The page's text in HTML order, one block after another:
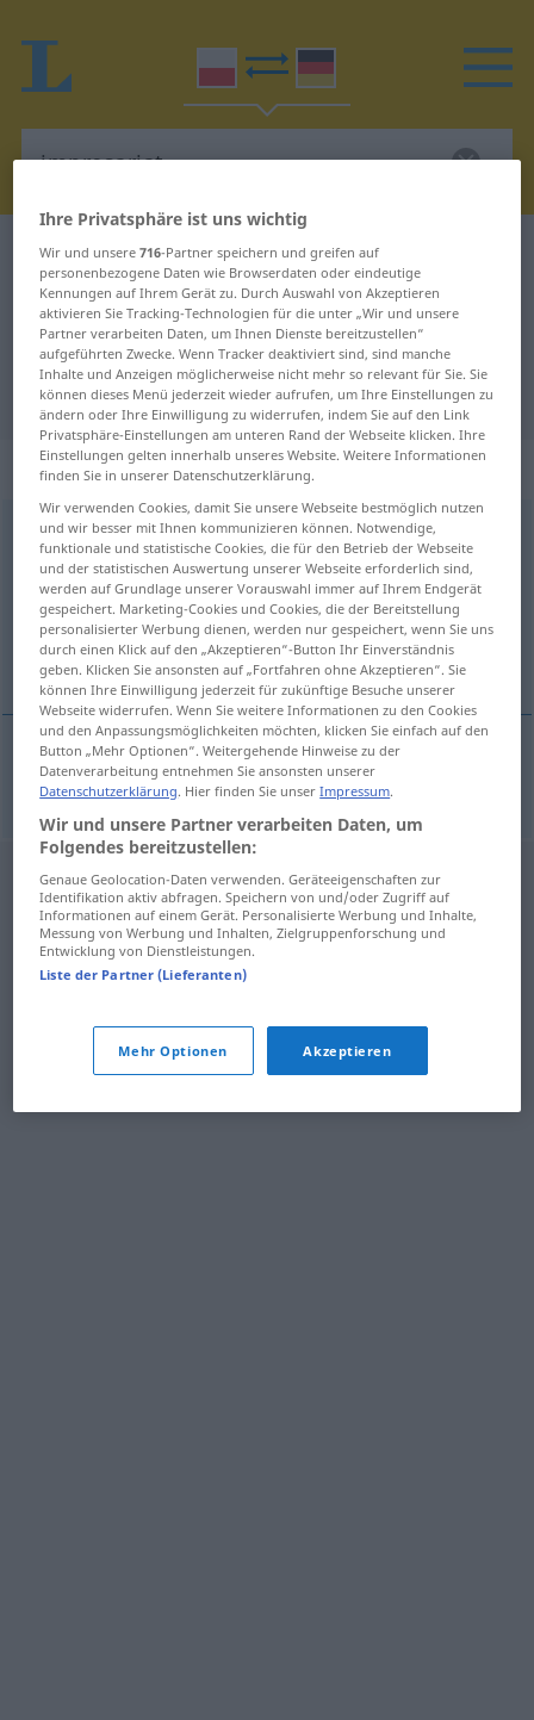
Polnisch-Deutsch Wörterbuch impresariat
Polnisch-Deutsch Übersetzung für
"impresariat"
"impresariat" Deutsch Übersetzung
„impresariat“: rodzaj męski
impresariatm <-u;-y>
Übersicht aller Übersetzungen
(Für mehr Details die Übersetzung anklicken/antippen)
Veranstaltungsagentur
Veranstaltungsagenturf impresariat
Ihre Privatsphäre ist uns wichtig
Wir und unsere716-Partner speichern und greifen auf
personenbezogene Daten wie Browserdaten oder eindeutige
Kennungen auf Ihrem Gerät zu. Durch Auswahl von Akzeptieren
aktivieren Sie Tracking-Technologien für die unter „Wir und unsere
Partner verarbeiten Daten, um Ihnen Dienste bereitzustellen“
aufgeführten Zwecke. Wenn Tracker deaktiviert sind, sind manche
Inhalte und Anzeigen möglicherweise nicht mehr so relevant für Sie. Sie
können dieses Menü jederzeit wieder aufrufen, um Ihre Einstellungen zu
ändern oder Ihre Einwilligung zu widerrufen, indem Sie auf den Link
Privatsphäre-Einstellungen am unteren Rand der Webseite klicken. Ihre
Einstellungen gelten innerhalb unseres Website. Weitere Informationen
finden Sie in unserer Datenschutzerklärung.
Wir verwenden Cookies, damit Sie unsere Webseite bestmöglich nutzen
und wir besser mit Ihnen kommunizieren können. Notwendige,
funktionale und statistische Cookies, die für den Betrieb der Webseite
und der statistischen Auswertung unserer Webseite erforderlich sind,
werden auf Grundlage unserer Vorauswahl immer auf Ihrem Endgerät
gespeichert. Marketing-Cookies und Cookies, die der Bereitstellung
personalisierter Werbung dienen, werden nur gespeichert, wenn Sie uns
durch einen Klick auf den „Akzeptieren“-Button Ihr Einverständnis
geben. Klicken Sie ansonsten auf „Fortfahren ohne Akzeptieren“. Sie
können Ihre Einwilligung jederzeit für zukünftige Besuche unserer
Webseite widerrufen. Wenn Sie weitere Informationen zu den Cookies
und den Anpassungsmöglichkeiten möchten, klicken Sie einfach auf den
Button „Mehr Optionen“. Weitergehende Hinweise zu der
Datenverarbeitung entnehmen Sie ansonsten unserer
Datenschutzerklärung. Hier finden Sie unserImpressum.
Wir und unsere Partner verarbeiten Daten, um
Folgendes bereitzustellen:
Genaue Geolocation-Daten verwenden. Geräteeigenschaften zur
Identifikation aktiv abfragen. Speichern von und/oder Zugriff auf
Informationen auf einem Gerät. Personalisierte Werbung und Inhalte,
Messung von Werbung und Inhalten, Zielgruppenforschung und
Entwicklung von Dienstleistungen.
Liste der Partner (Lieferanten)
Mehr Optionen Akzeptieren